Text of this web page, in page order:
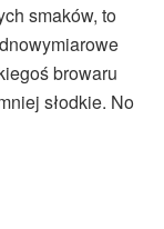
smaków, to
browaru
słodkie. No